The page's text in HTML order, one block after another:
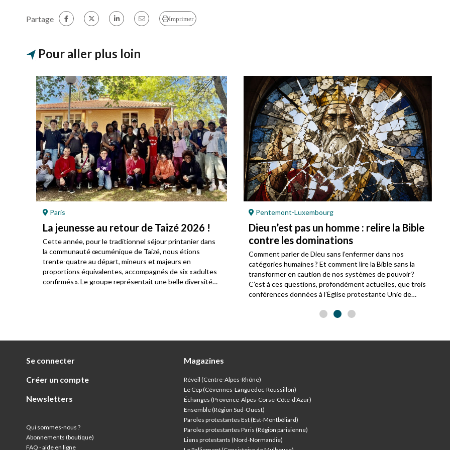
Partage Imprimer
Pour aller plus loin
Paris
La jeunesse au retour de Taizé 2026 !
Cette année, pour le traditionnel séjour printanier dans
la communauté œcuménique de Taizé, nous étions
trente-quatre au départ, mineurs et majeurs en
proportions équivalentes, accompagnés de six « adultes
confirmés ». Le groupe représentait une belle diversité
Pentemont-Luxembourg
Dieu n’est pas un homme : relire la Bible
contre les dominations
Comment parler de Dieu sans l’enfermer dans nos
catégories humaines ? Et comment lire la Bible sans la
transformer en caution de nos systèmes de pouvoir ?
C’est à ces questions, profondément actuelles, que trois
conférences données à l’Église protestante Unie de
croisant réflexion théologique, lecture biblique et enjeux
Se connecter
Créer un compte
Newsletters
Qui sommes-nous ?
Abonnements (boutique)
FAQ - aide en ligne
Magazines
Réveil (Centre-Alpes-Rhône)
Le Cep (Cévennes-Languedoc-Roussillon)
Échanges (Provence-Alpes-Corse-Côte-d’Azur)
Ensemble (Région Sud-Ouest)
Paroles protestantes Est (Est-Montbéliard)
Paroles protestantes Paris (Région parisienne)
Liens protestants (Nord-Normandie)